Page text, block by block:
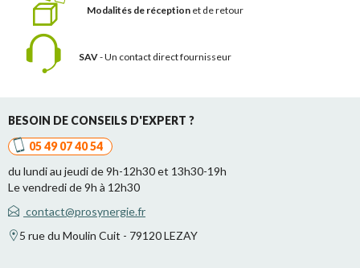
Modalités de réception et de retour
SAV- Un contact direct fournisseur
BESOIN DE CONSEILS D'EXPERT ?
05 49 07 40 54
du lundi au jeudi de 9h-12h30 et 13h30-19h
Le vendredi de 9h à 12h30
contact@prosynergie.fr
5 rue du Moulin Cuit - 79120 LEZAY